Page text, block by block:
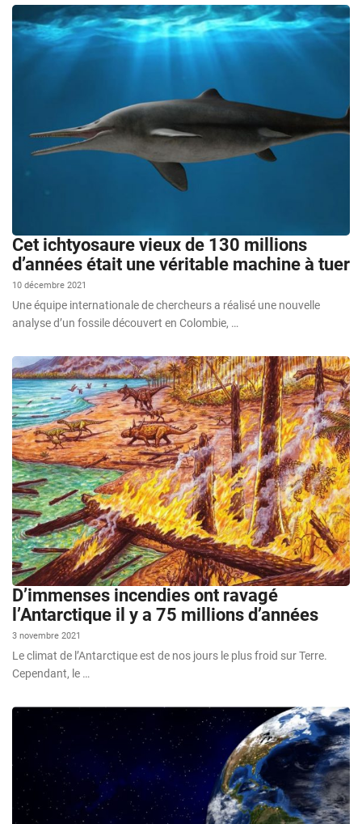
Cet ichtyosaure vieux de 130 millions
d’années était une véritable machine à tuer
10 décembre 2021
Une équipe internationale de chercheurs a réalisé une nouvelle
analyse d’un fossile découvert en Colombie, …
D’immenses incendies ont ravagé
l’Antarctique il y a 75 millions d’années
3 novembre 2021
Le climat de l’Antarctique est de nos jours le plus froid sur Terre.
Cependant, le …